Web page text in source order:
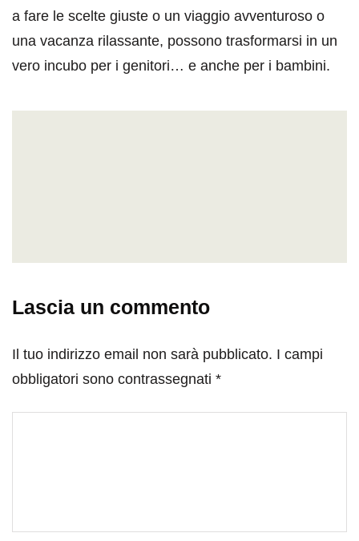
a fare le scelte giuste o un viaggio avventuroso o
una vacanza rilassante, possono trasformarsi in un
vero incubo per i genitori… e anche per i bambini.
Lascia un commento
Il tuo indirizzo email non sarà pubblicato. I campi
obbligatori sono contrassegnati *